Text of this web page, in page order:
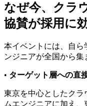
なぜ今、クラ
協賛が採用に
本イベントには、自
ンジニアが全国から集
• ターゲット層への直
東京を中心としたクラ
ムエンジニアに加え